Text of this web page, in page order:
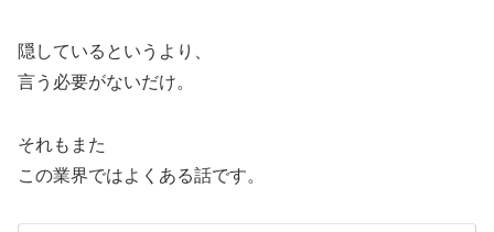
隠しているというより、
言う必要がないだけ。
それもまた
この業界ではよくある話です。